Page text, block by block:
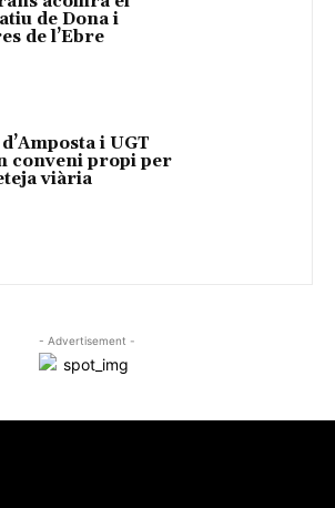
de Dona i
de l’Ebre
i UGT
conveni propi per
viària
- Advertisement -